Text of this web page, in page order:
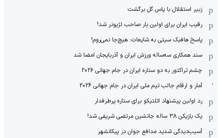
زبیر استقلال با پاس گل برگشت
رقیب ایران برای اولین بار صاحب لژیونر شد!
پاسخ هافبک سیتی به شایعات: هیچ‌جا نمی‌روم!
سند همکاری سه‌ساله‌ ‌ورزش ایران و آذربایجان امضا شد
چشم تراکتور به دو ستاره ایران در جام جهانی ۲۰۲۶
آمار و ارقام جالب تیم ملی ایران در جام جهانی 2026
رد اولین پیشنهاد اتلتیکو برای ستاره پرطرفدار
یک بازیکن ۳۸ ساله جانشین مرتضی شریفی شد!
آسیب‌دیدگی شدید مدافع جوان در پیکانشهر